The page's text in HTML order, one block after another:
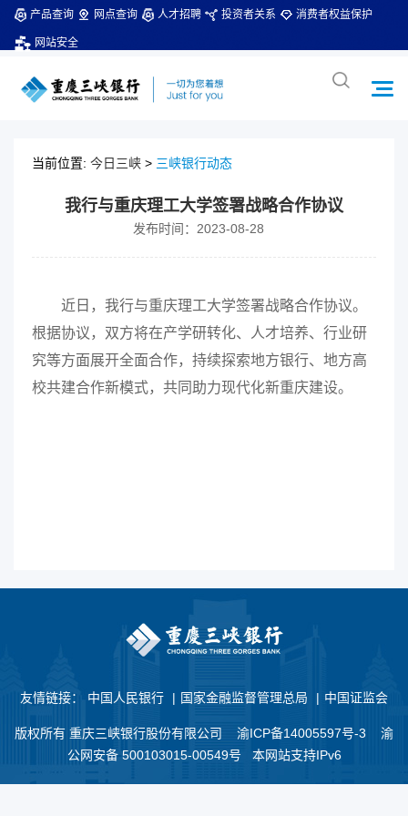
产品查询 网点查询 人才招聘 投资者关系 消费者权益保护
网站安全
当前位置: 今日三峡 > 三峡银行动态
我行与重庆理工大学签署战略合作协议
发布时间：2023-08-28
近日， 我行与重庆理工大学签署战略合作协议。
根据协议，双方将在产学研转化、人才培养、行业研
究等方面展开全面合作，持续探索地方银行、地方高
校共建合作新模式，共同助力现代化新重庆建设。
友情链接： 中国人民银行 | 国家金融监督管理总局 | 中国证监会
版权所有 重庆三峡银行股份有限公司 渝ICP备14005597号-3 渝
公网安备 500103015-00549号 本网站支持IPv6